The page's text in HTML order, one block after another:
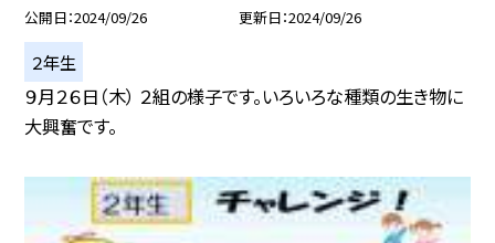
公開日 2024/09/26 更新日 2024/09/26
２年生
９月２６日（木） ２組の様子です。いろいろな種類の生き物に
大興奮です。